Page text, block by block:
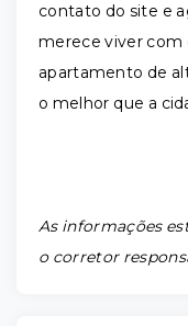
contato do site e
merece viver com
apartamento de
o melhor que a
As informações
o corretor